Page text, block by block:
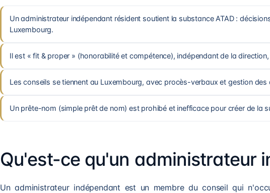
Un administrateur indépendant résident soutient la substance ATAD :
Luxembourg.
Il est « fit & proper » (honorabilité et compétence), indépendant de la
Les conseils se tiennent au Luxembourg, avec procès-verbaux et gestion des
Un prête-nom (simple prêt de nom) est prohibé et inefficace pour créer de la
Qu'est-ce qu'un administrateur
Un administrateur indépendant est un membre du conseil qui